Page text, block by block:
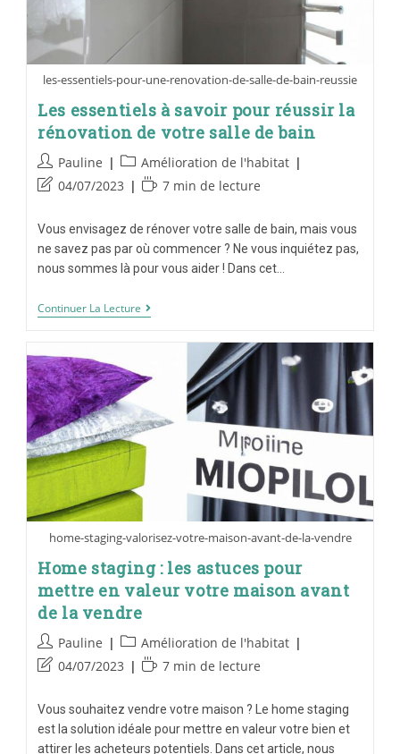
les-essentiels-pour-une-renovation-de-salle-de-bain-reussie
Les essentiels à savoir pour réussir la
rénovation de votre salle de bain
Pauline
Amélioration de l'habitat
04/07/2023
7 min de lecture
Vous envisagez de rénover votre salle de bain, mais vous
ne savez pas par où commencer ? Ne vous inquiétez pas,
nous sommes là pour vous aider ! Dans cet…
Continuer La Lecture
home-staging-valorisez-votre-maison-avant-de-la-vendre
Home staging : les astuces pour
mettre en valeur votre maison avant
de la vendre
Pauline
Amélioration de l'habitat
04/07/2023
7 min de lecture
Vous souhaitez vendre votre maison ? Le home staging
est la solution idéale pour mettre en valeur votre bien et
attirer les acheteurs potentiels. Dans cet article, nous